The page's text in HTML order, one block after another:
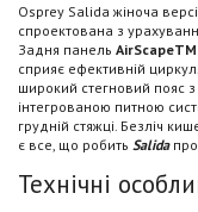
Osprey Salida жіноча
спроектована з
Задня панель AirScapeТМ
сприяє ефективній
широкий стегновий пояс
інтегрованою питною
грудній стяжці. Безліч
є все, що робить Salida
Технічні